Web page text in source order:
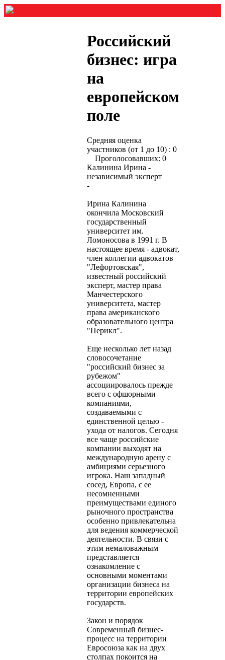
Российский
бизнес: игра
на
европейском
поле
Средняя оценка
участников (от 1 до 10) : 0
Проголосовавших: 0
Калинина Ирина -
независимый эксперт
-
Ирина Калинина
окончила Московский
государственный
университет им.
Ломоносова в 1991 г. В
настоящее время - адвокат,
член коллегии адвокатов
"Лефортовская",
известный российский
эксперт, мастер права
Манчестерского
университета, мастер
права американского
образовательного центра
"Перикл".
Еще несколько лет назад
словосочетание
"российский бизнес за
рубежом"
ассоциировалось прежде
всего с офшорными
компаниями,
создаваемыми с
единственной целью -
ухода от налогов. Сегодня
все чаще российские
компании выходят на
международную арену с
амбициями серьезного
игрока. Наш западный
сосед, Европа, с ее
несомненными
преимуществами единого
рыночного пространства
особенно привлекательна
для ведения коммерческой
деятельности. В связи с
этим немаловажным
представляется
ознакомление с
основными моментами
организации бизнеса на
территории европейских
государств.
Закон и порядок
Современный бизнес-
процесс на территории
Евросоюза как на двух
столпах покоится на